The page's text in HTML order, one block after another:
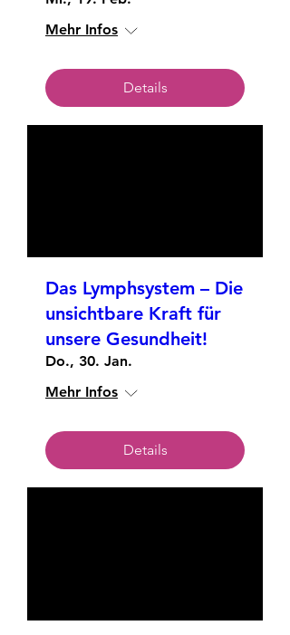
Mehr Infos
Details
Das Lymphsystem – Die
unsichtbare Kraft für
unsere Gesundheit!
Do., 30. Jan.
Mehr Infos
Details